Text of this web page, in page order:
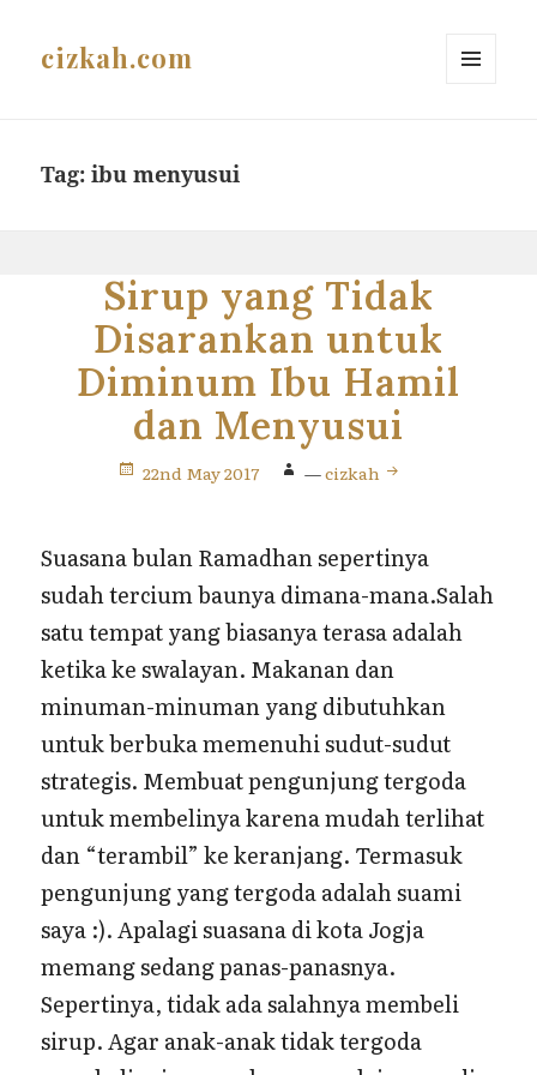
cizkah.com
Tag:ibu menyusui
Sirup yang Tidak
Disarankan untuk
Diminum Ibu Hamil
dan Menyusui
22nd May 2017 —cizkah
Suasana bulan Ramadhan sepertinya
sudah tercium baunya dimana-mana.Salah
satu tempat yang biasanya terasa adalah
ketika ke swalayan. Makanan dan
minuman-minuman yang dibutuhkan
untuk berbuka memenuhi sudut-sudut
strategis. Membuat pengunjung tergoda
untuk membelinya karena mudah terlihat
dan “terambil” ke keranjang. Termasuk
pengunjung yang tergoda adalah suami
saya :). Apalagi suasana di kota Jogja
memang sedang panas-panasnya.
Sepertinya, tidak ada salahnya membeli
sirup. Agar anak-anak tidak tergoda